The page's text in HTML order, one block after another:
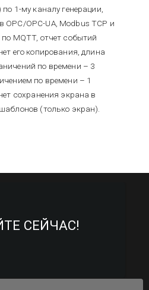
1-му каналу генерации,
UA, Modbus TCP и
по MQTT, отчет событий
его копирования, длина
по времени – 3
по времени – 1
сохранения экрана в
PNG, 3 перезагрузки шаблонов (только экран).
СЕЙЧАС!